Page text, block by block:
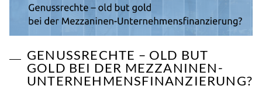
GENUSSRECHTE – OLD BUT
GOLD BEI DER MEZZANINEN-
UNTERNEHMENSFINANZIERUNG?